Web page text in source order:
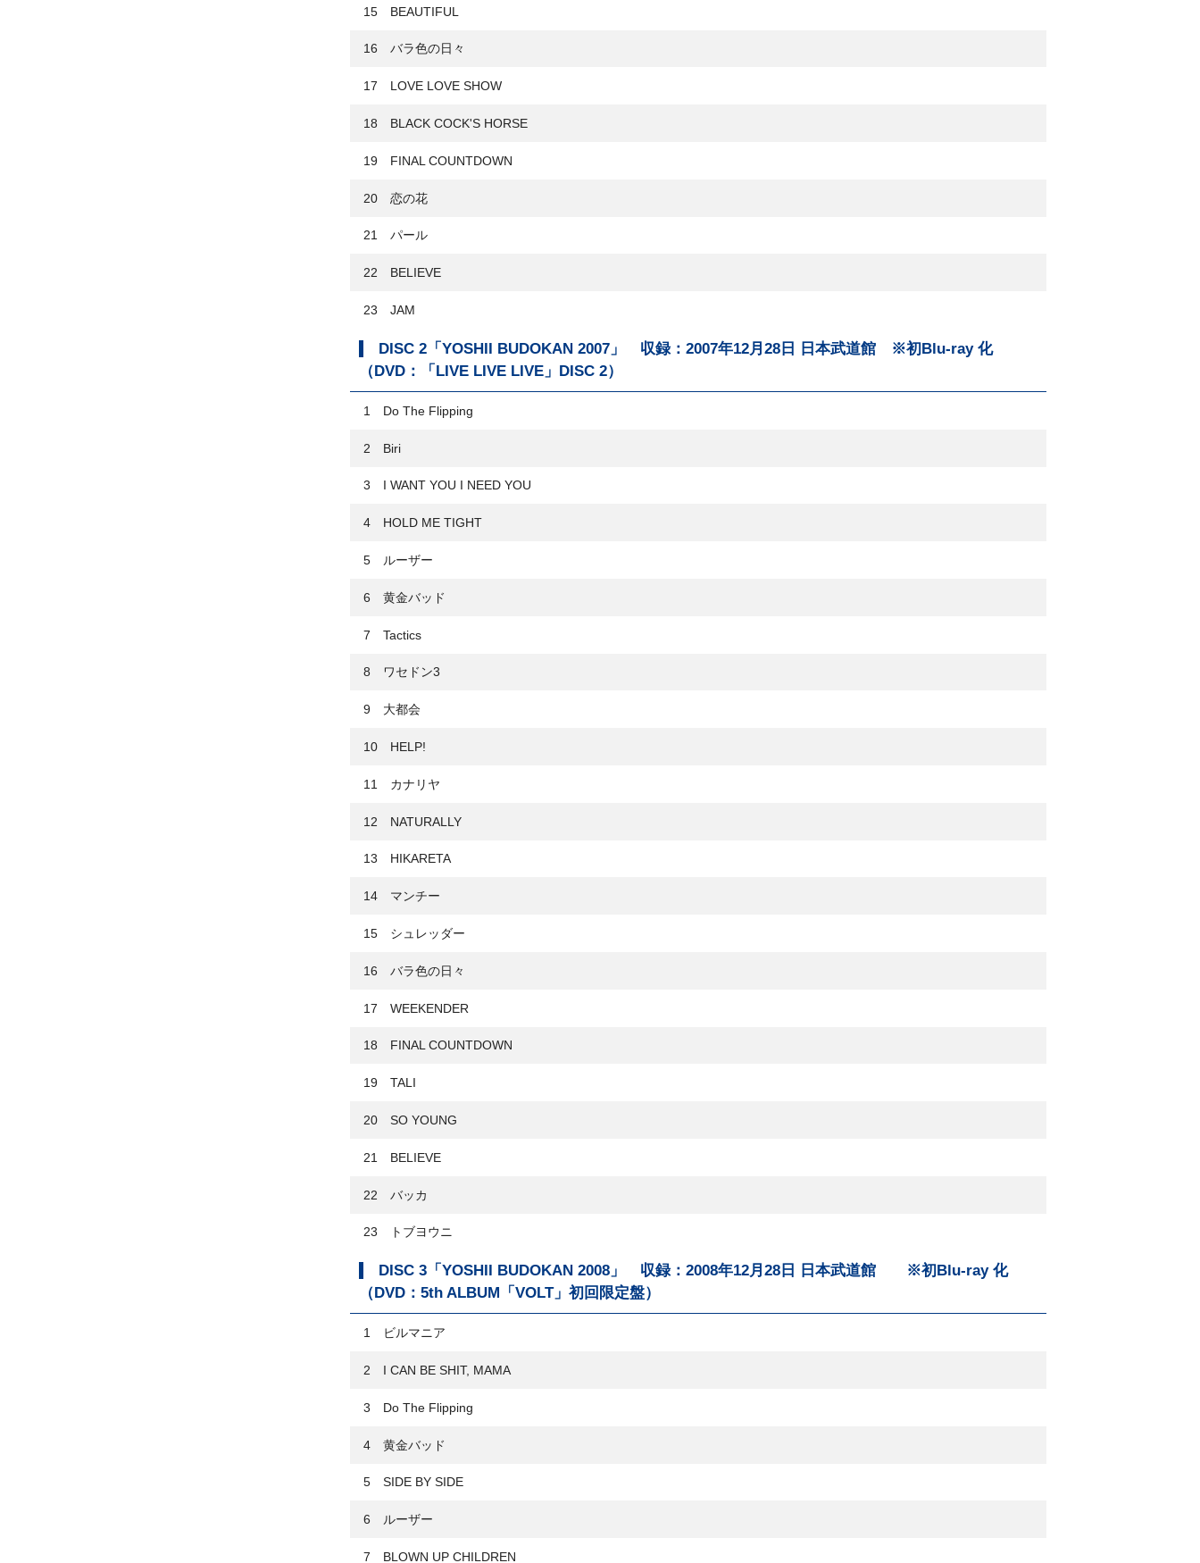
15 BEAUTIFUL
16 バラ色の日々
17 LOVE LOVE SHOW
18 BLACK COCK'S HORSE
19 FINAL COUNTDOWN
20 恋の花
21 パール
22 BELIEVE
23 JAM
DISC 2「YOSHII BUDOKAN 2007」 収録：2007年12月28日 日本武道館 ※初Blu-ray 化
（DVD：「LIVE LIVE LIVE」DISC 2）
1 Do The Flipping
2 Biri
3 I WANT YOU I NEED YOU
4 HOLD ME TIGHT
5 ルーザー
6 黄金バッド
7 Tactics
8 ワセドン3
9 大都会
10 HELP!
11 カナリヤ
12 NATURALLY
13 HIKARETA
14 マンチー
15 シュレッダー
16 バラ色の日々
17 WEEKENDER
18 FINAL COUNTDOWN
19 TALI
20 SO YOUNG
21 BELIEVE
22 バッカ
23 トブヨウニ
DISC 3「YOSHII BUDOKAN 2008」 収録：2008年12月28日 日本武道館 ※初Blu-ray 化
（DVD：5th ALBUM「VOLT」初回限定盤）
1 ビルマニア
2 I CAN BE SHIT, MAMA
3 Do The Flipping
4 黄金バッド
5 SIDE BY SIDE
6 ルーザー
7 BLOWN UP CHILDREN